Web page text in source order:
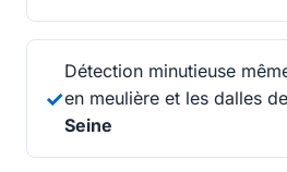
✓
Détection minutieuse
en meulière et les dalles de
Seine